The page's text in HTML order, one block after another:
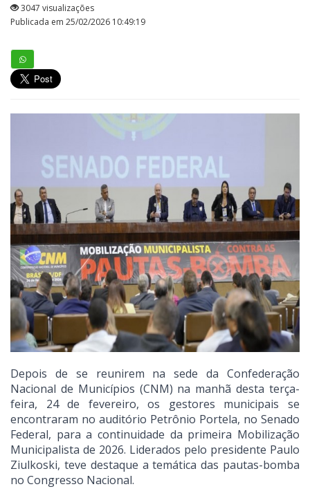
3047 visualizações
Publicada em 25/02/2026 10:49:19
Depois de se reunirem na sede da Confederação
Nacional de Municípios (CNM) na manhã desta terça-
feira, 24 de fevereiro, os gestores municipais se
encontraram no auditório Petrônio Portela, no Senado
Federal, para a continuidade da primeira Mobilização
Municipalista de 2026. Liderados pelo presidente Paulo
Ziulkoski, teve destaque a temática das pautas-bomba
no Congresso Nacional.